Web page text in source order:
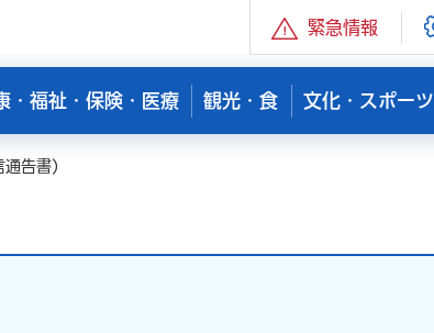
緊急情報
・福祉・保険・医療 観光・食 文化・スポーツ
通告書)